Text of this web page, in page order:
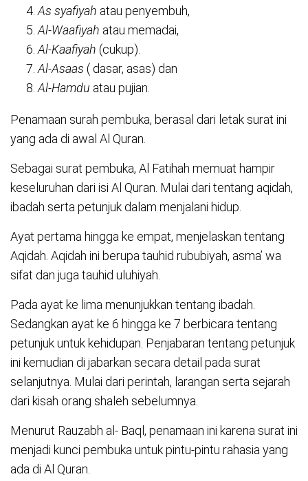
As syafiyah atau penyembuh,
Al-Waafiyah atau memadai,
Al-Kaafiyah (cukup).
Al-Asaas ( dasar, asas) dan
Al-Hamdu atau pujian.
Penamaan surah pembuka, berasal dari letak surat ini
yang ada di awal Al Quran.
Sebagai surat pembuka, Al Fatihah memuat hampir
keseluruhan dari isi Al Quran. Mulai dari tentang aqidah,
ibadah serta petunjuk dalam menjalani hidup.
Ayat pertama hingga ke empat, menjelaskan tentang
Aqidah. Aqidah ini berupa tauhid rububiyah, asma’ wa
sifat dan juga tauhid uluhiyah.
Pada ayat ke lima menunjukkan tentang ibadah.
Sedangkan ayat ke 6 hingga ke 7 berbicara tentang
petunjuk untuk kehidupan. Penjabaran tentang petunjuk
ini kemudian di jabarkan secara detail pada surat
selanjutnya. Mulai dari perintah, larangan serta sejarah
dari kisah orang shaleh sebelumnya.
Menurut Rauzabh al- Baql, penamaan ini karena surat ini
menjadi kunci pembuka untuk pintu-pintu rahasia yang
ada di Al Quran.